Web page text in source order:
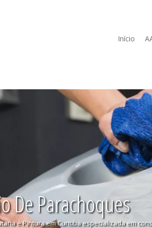
Início
De Parachoques
e Pintura em Curitiba especializada em